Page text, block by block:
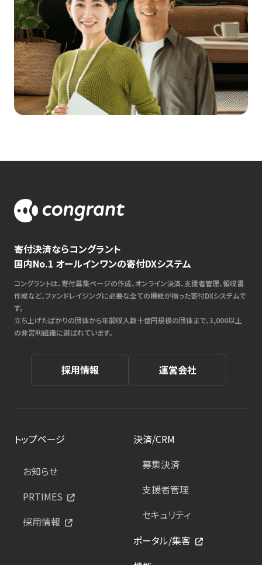
寄付決済ならコングラント
国内No.1 オールインワンの寄付DXシステム
コングラントは、寄付募集ページの作成、オンライン決済、支援者管理、領収書
作成など、ファンドレイジングに必要な全ての機能が揃った寄付DXシステムで
す。
立ち上げたばかりの団体から年間収入数十億円規模の団体まで、3,000以上
の非営利組織に選ばれています。
採用情報 運営会社
トップページ
お知らせ
PRTIMES
採用情報
決済/CRM
募集決済
支援者管理
セキュリティ
ポータル/集客